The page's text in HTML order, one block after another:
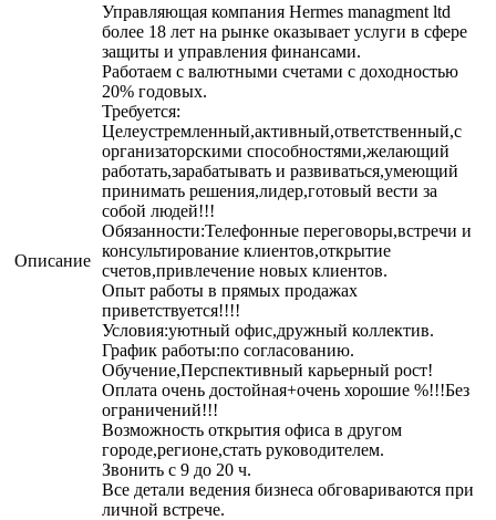
Описание
Управляющая компания Hermes managment ltd
более 18 лет на рынке оказывает услуги в сфере
защиты и управления финансами.
Работаем с валютными счетами с доходностью
20% годовых.
Требуется:
Целеустремленный,активный,ответственный,с
организаторскими способностями,желающий
работать,зарабатывать и развиваться,умеющий
принимать решения,лидер,готовый вести за
собой людей!!!
Обязанности:Телефонные переговоры,встречи и
консультирование клиентов,открытие
счетов,привлечение новых клиентов.
Опыт работы в прямых продажах
приветствуется!!!!
Условия:уютный офис,дружный коллектив.
График работы:по согласованию.
Обучение,Перспективный карьерный рост!
Оплата очень достойная+очень хорошие %!!!Без
ограничений!!!
Возможность открытия офиса в другом
городе,регионе,стать руководителем.
Звонить с 9 до 20 ч.
Все детали ведения бизнеса обговариваются при
личной встрече.